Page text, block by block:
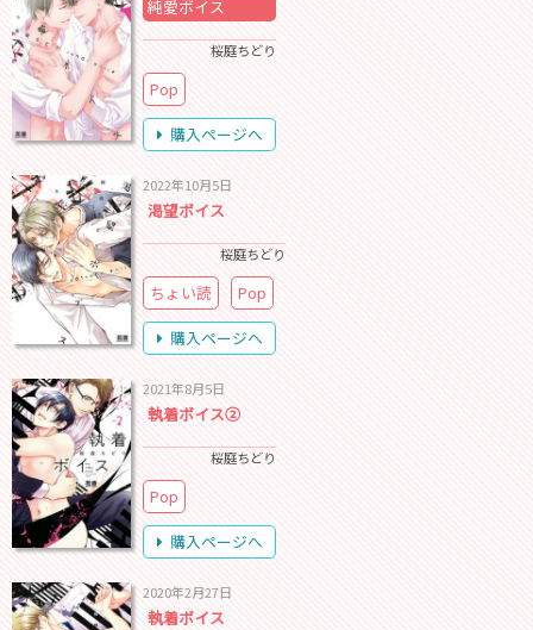
純愛ボイス
桜庭ちどり
Pop
購入ページへ
2022年10月5日
渇望ボイス
桜庭ちどり
ちょい読
Pop
購入ページへ
2021年8月5日
執着ボイス②
桜庭ちどり
Pop
購入ページへ
2020年2月27日
執着ボイス